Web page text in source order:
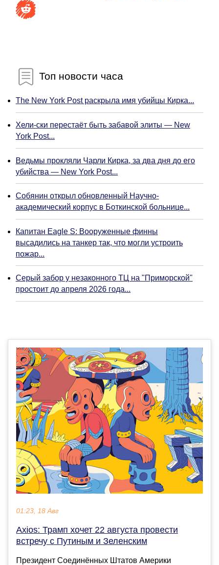
Топ новости часа
The New York Post раскрыла имя убийцы Кирка...
Хели-ски перестаёт быть забавой элиты — New
York Post...
Ведьмы прокляли Чарли Кирка, за два дня до его
убийства — New York Post...
Собянин открыл обновленный Научно-
академический корпус в Боткинской больнице...
Капитан Eagle S: Вооруженные финны
высадились на танкер так, что могли устроить
пожар...
Серый забор у незаконного ТЦ на "Приморской"
простоит до апреля 2026 года...
01:23, 18 Авг
Axios: Трамп хочет 22 августа провести
встречу с Путиным и Зеленским
Президент Соединённых Штатов Америки